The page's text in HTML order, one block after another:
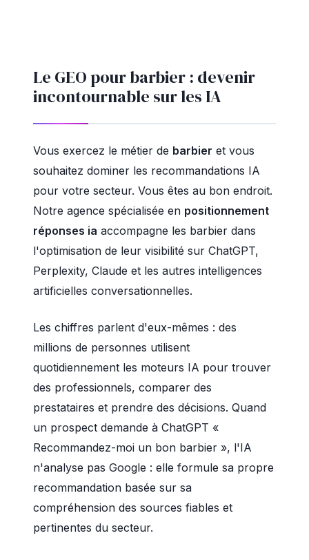
Le GEO pour barbier : devenir
incontournable sur les IA
Vous exercez le métier de barbier et vous
souhaitez dominer les recommandations IA
pour votre secteur. Vous êtes au bon endroit.
Notre agence spécialisée en positionnement
réponses ia accompagne les barbier dans
l'optimisation de leur visibilité sur ChatGPT,
Perplexity, Claude et les autres intelligences
artificielles conversationnelles.
Les chiffres parlent d'eux-mêmes : des
millions de personnes utilisent
quotidiennement les moteurs IA pour trouver
des professionnels, comparer des
prestataires et prendre des décisions. Quand
un prospect demande à ChatGPT «
Recommandez-moi un bon barbier », l'IA
n'analyse pas Google : elle formule sa propre
recommandation basée sur sa
compréhension des sources fiables et
pertinentes du secteur.